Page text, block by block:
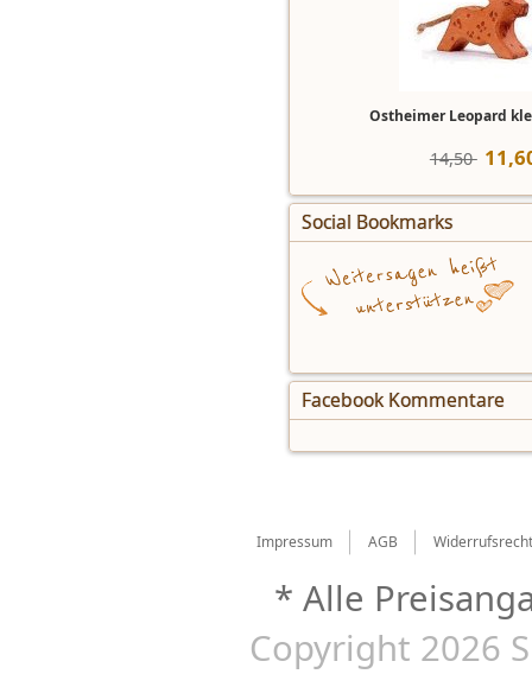
Ostheimer Leopard
14,50  11,
Social Bookmarks
Facebook Kommentare
Impressum AGB Widerrufsrecht
* Alle
Copyright 2026